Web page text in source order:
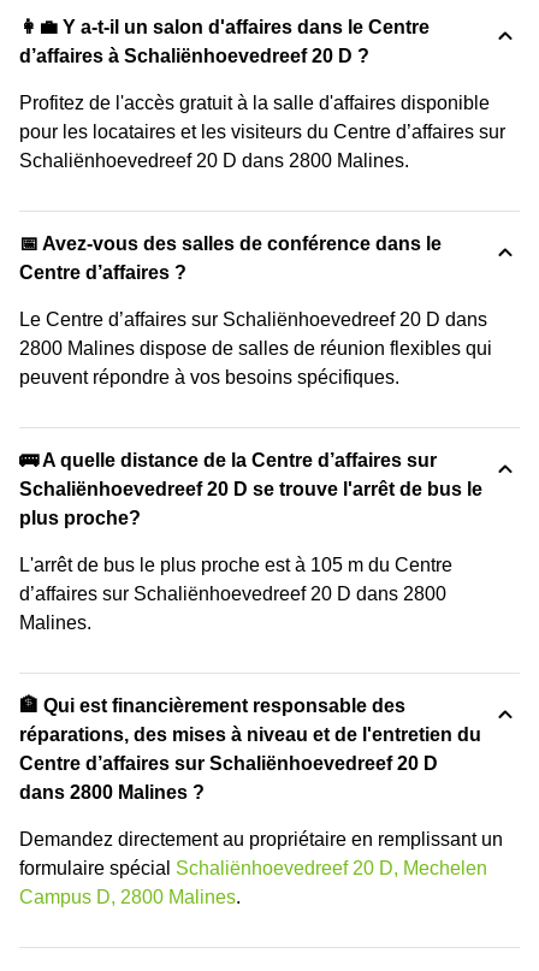
👩‍💼 Y a-t-il un salon d'affaires dans le Centre
d’affaires à Schaliënhoevedreef 20 D ?
Profitez de l'accès gratuit à la salle d'affaires disponible
pour les locataires et les visiteurs du Centre d’affaires sur
Schaliënhoevedreef 20 D dans 2800 Malines.
📅 Avez-vous des salles de conférence dans le
Centre d’affaires ?
Le Centre d’affaires sur Schaliënhoevedreef 20 D dans
2800 Malines dispose de salles de réunion flexibles qui
peuvent répondre à vos besoins spécifiques.
🚌 A quelle distance de la Centre d’affaires sur
Schaliënhoevedreef 20 D se trouve l'arrêt de bus le
plus proche?
L'arrêt de bus le plus proche est à 105 m du Centre
d’affaires sur Schaliënhoevedreef 20 D dans 2800
Malines.
🏦 Qui est financièrement responsable des
réparations, des mises à niveau et de l'entretien du
Centre d’affaires sur Schaliënhoevedreef 20 D
dans 2800 Malines ?
Demandez directement au propriétaire en remplissant un
formulaire spécial Schaliënhoevedreef 20 D, Mechelen
Campus D, 2800 Malines.